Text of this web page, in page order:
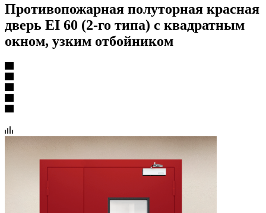
Противопожарная полуторная красная
дверь EI 60 (2-го типа) с квадратным
окном, узким отбойником